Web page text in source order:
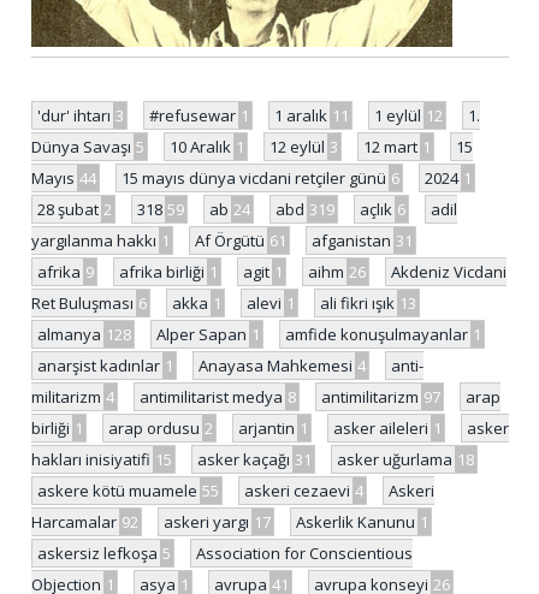
'dur' ihtarı 3 #refusewar 1 1 aralık 11 1 eylül 12
1.
Dünya Savaşı 5 10 Aralık 1 12 eylül 3 12 mart 1
15
Mayıs 44 15 mayıs dünya vicdani retçiler günü 6 2024 1
28 şubat 2 318 59 ab 24 abd 319 açlık 6
adil
yargılanma hakkı 1 Af Örgütü 61 afganistan 31
afrika 9 afrika birliği 1 agit 1 aihm 26
Akdeniz Vicdani
Ret Buluşması 6 akka 1 alevi 1 ali fikri ışık 13
almanya 128 Alper Sapan 1 amfide konuşulmayanlar 1
anarşist kadınlar 1 Anayasa Mahkemesi 4
anti-
militarizm 4 antimilitarist medya 8 antimilitarizm 97
arap
birliği 1 arap ordusu 2 arjantin 1 asker aileleri 1
asker
hakları inisiyatifi 15 asker kaçağı 31 asker uğurlama 18
askere kötü muamele 55 askeri cezaevi 4
Askeri
Harcamalar 92 askeri yargı 17 Askerlik Kanunu 1
askersiz lefkoşa 5
Association for Conscientious
Objection 1 asya 1 avrupa 41 avrupa konseyi 26